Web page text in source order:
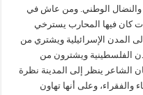
والنضال الوطني. ومن عاش في
كان فيها المحارب يسترخي
المدن الإسرائيلية ويشتري من
الفلسطينية ويشترون من
الشاعر ينظر إلى المدينة نظرة
والفقراء، وعلى أنها تهاون